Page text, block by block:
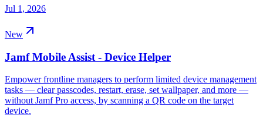
Jul 1, 2026
New
Jamf Mobile Assist - Device Helper
Empower frontline managers to perform limited device management
tasks — clear passcodes, restart, erase, set wallpaper, and more —
without Jamf Pro access, by scanning a QR code on the target
device.